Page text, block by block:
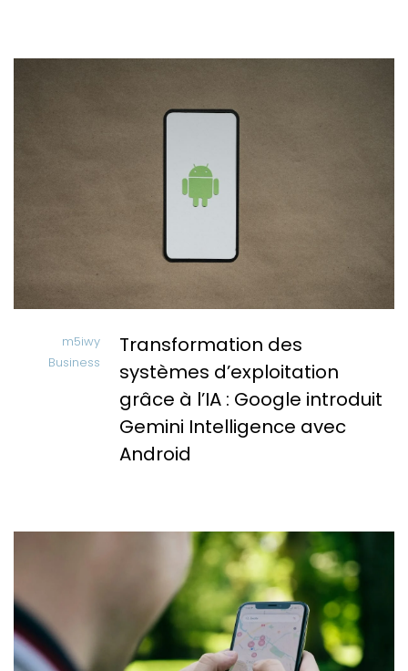
m5iwy
Business
Transformation des
systèmes d’exploitation
grâce à l’IA : Google introduit
Gemini Intelligence avec
Android